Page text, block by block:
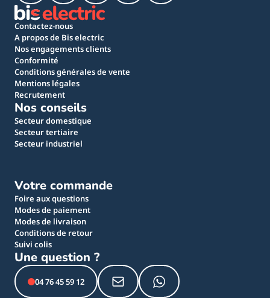
Contactez-nous
A propos de Bis electric
Nos engagements clients
Conformité
Conditions générales de vente
Mentions légales
Recrutement
Nos conseils
Secteur domestique
Secteur tertiaire
Secteur industriel
Votre commande
Foire aux questions
Modes de paiement
Modes de livraison
Conditions de retour
Suivi colis
Une question ?
04 76 45 59 12